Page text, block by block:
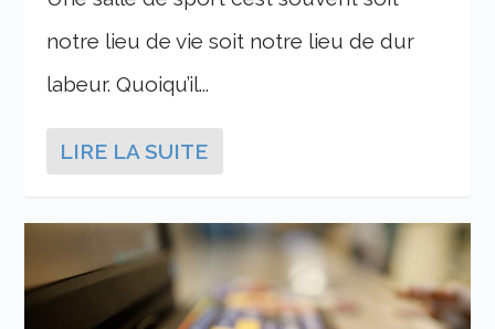
notre lieu de vie soit notre lieu de dur
labeur. Quoiqu’il...
LIRE LA SUITE